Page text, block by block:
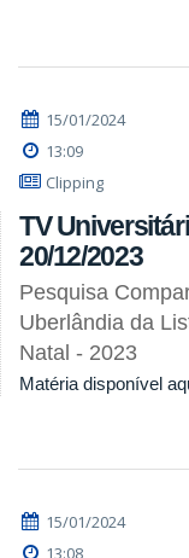
15/01/2024
13:09
Clipping
TV
20/12/2023
Pesquisa
Uberlândia da
Natal - 2023
Matéria disponível
15/01/2024
13:08